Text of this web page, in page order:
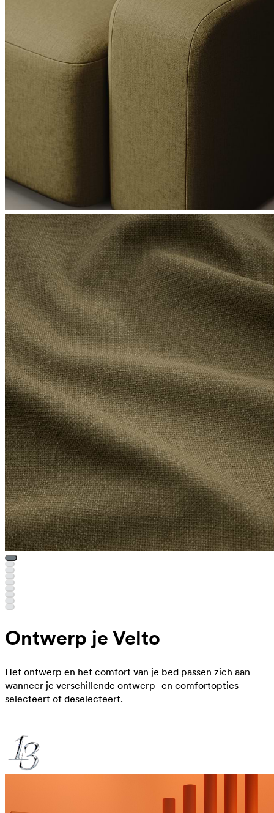
Ontwerp je Velto
Het ontwerp en het comfort van je bed passen zich aan
wanneer je verschillende ontwerp- en comfortopties
selecteert of deselecteert.